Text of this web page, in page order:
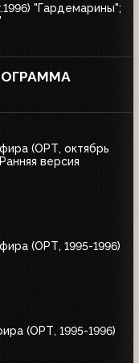
"Гардемарины";
(ОРТ, октябрь
версия
(ОРТ, 1995-1996)
(ОРТ, 1995-1996)